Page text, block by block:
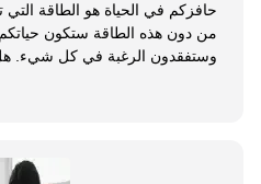
حافزكم في الحياة هو الطاقة التي
من دون هذه الطاقة ستكون حياتكم
حوافزكم في الحياة؟ وكيف
حافز لديكم؟ عندما يغيب
ونتقدم ونعطي ونستمتع، والحافز